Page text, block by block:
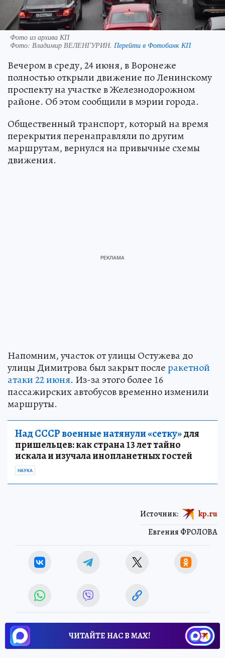
Фото из архива КП
Фото: Владимир ВЕЛЕНГУРИН. Перейти в Фотобанк КП
Вечером в среду, 24 июня, в Воронеже
полностью открыли движение по Ленинскому
проспекту на участке в Железнодорожном
районе. Об этом сообщили в мэрии города.
Общественный транспорт, который на время
перекрытия перенаправляли по другим
маршрутам, вернулся на привычные схемы
движения.
Напомним, участок от улицы Остужева до
улицы Димитрова был закрыт послеракетной
атаки 22 июня. Из-за этого более 16
пассажирских автобусов временно изменили
маршруты.
Над СССР военные натянули «сетку»для
пришельцев: как страна 13 лет тайно
искала и изучала инопланетных гостей
НАУКА
Евгения ФРОЛОВА
Источник: kp.ru
ЧИТАЙТЕ НАС В МАХ!